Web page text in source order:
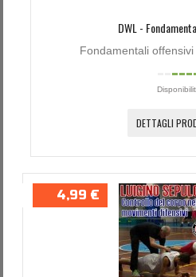
DWL -
Fondamentali offensivi
DETTAGLI
4,99 €